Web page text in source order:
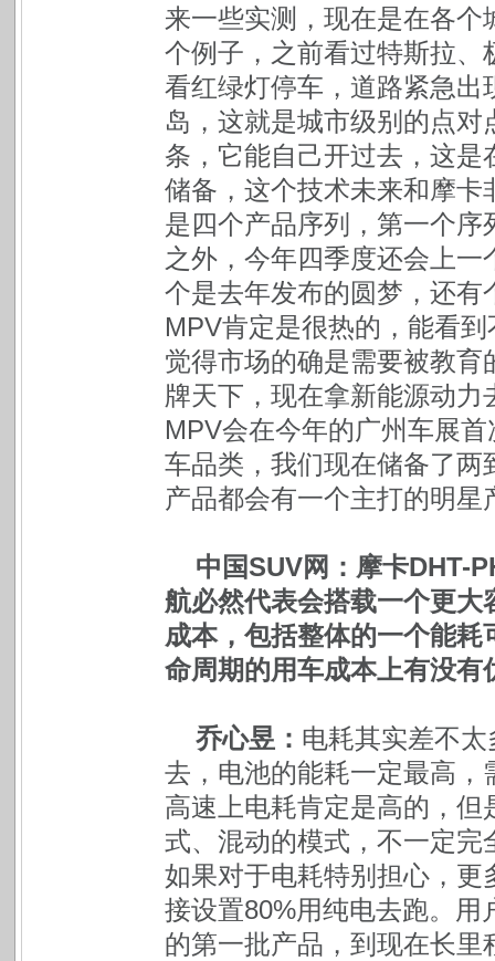
来一些实测，现在是在各
个例子，之前看过特斯拉
看红绿灯停车，道路紧急
岛，这就是城市级别的点
条，它能自己开过去，这
储备，这个技术未来和摩
是四个产品序列，第一个
之外，今年四季度还会上
个是去年发布的圆梦，还
MPV肯定是很热的，能看
觉得市场的确是需要被教
牌天下，现在拿新能源动
MPV会在今年的广州车展
车品类，我们现在储备了
产品都会有一个主打的明星
中国SUV网：摩卡DHT-
航必然代表会搭载一个更
成本，包括整体的一个能
命周期的用车成本上有没有
乔心昱： 电耗其实差不
去，电池的能耗一定最高
高速上电耗肯定是高的，
式、混动的模式，不一定
如果对于电耗特别担心，
接设置80%用纯电去跑。
的第一批产品，到现在长